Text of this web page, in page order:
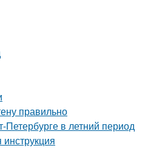
правильно
Петербурге в летний период